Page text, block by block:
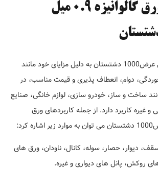
کاربردهای ورق گالوانیزه 0.9 میل
ورق گالوانیزه 0.9 میل عرض1000 دشتستان به دلیل مزایای خود مانند
خوردگی، دوام، انعطاف پذیری و قیمت مناسب، در
ساخت و ساز، خودرو سازی، لوازم خانگی، صنایع
و غیره کاربرد دارد. از جمله کاربردهای ورق
دیوار، حصار، سوله، کانال، ناودان، ورق های
روکش، پانل های دیواری و غیره.